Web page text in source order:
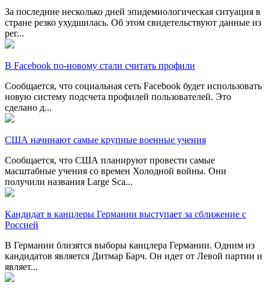
За последние несколько дней эпидемиологическая ситуация в
стране резко ухудшилась. Об этом свидетельствуют данные из
рег...
В Facebook по-новому стали считать профили
Сообщается, что социальная сеть Facebook будет использовать
новую систему подсчета профилей пользователей. Это
сделано д...
США начинают самые крупные военные учения
Сообщается, что США планируют провести самые
масштабные учения со времен Холодной войны. Они
получили названия Large Sca...
Кандидат в канцлеры Германии выступает за сближение с
Россией
В Германии близятся выборы канцлера Германии. Одним из
кандидатов является Дитмар Барч. Он идет от Левой партии и
являет...